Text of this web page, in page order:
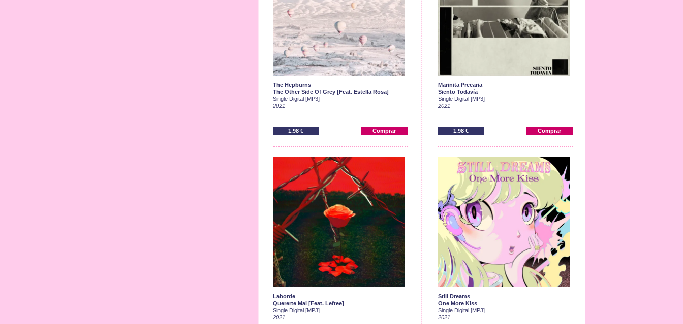
The Hepburns
The Other Side Of Grey [Feat. Estella Rosa]
Single Digital [MP3]
2021
Comprar
1.98 €
Marinita Precaria
Siento Todavía
Single Digital [MP3]
2021
Comprar
1.98 €
Laborde
Quererte Mal [Feat. Leftee]
Single Digital [MP3]
2021
Still Dreams
One More Kiss
Single Digital [MP3]
2021